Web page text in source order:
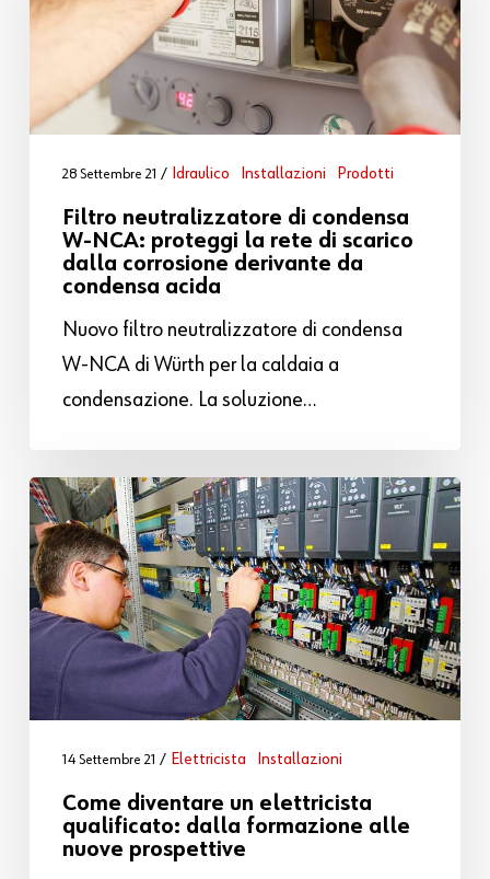
28 Settembre 21 Idraulico Installazioni Prodotti
Filtro neutralizzatore di condensa
W-NCA: proteggi la rete di scarico
dalla corrosione derivante da
condensa acida
Nuovo filtro neutralizzatore di condensa
W-NCA di Würth per la caldaia a
condensazione. La soluzione…
14 Settembre 21 Elettricista Installazioni
Come diventare un elettricista
qualificato: dalla formazione alle
nuove prospettive